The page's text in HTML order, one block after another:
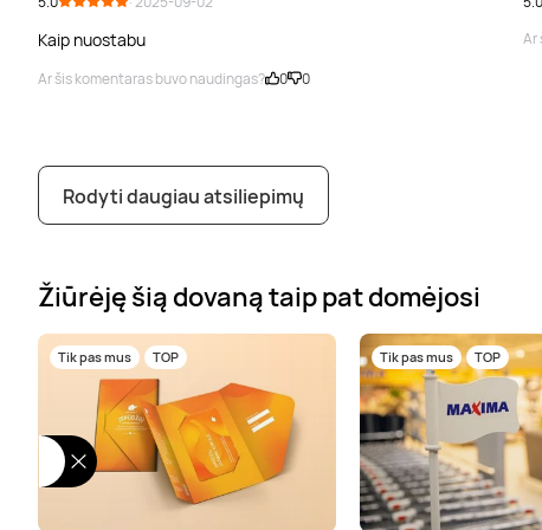
Kaip nuostabu
Ar šis komentaras buvo naudingas? 0 0
Ar
Rodyti daugiau atsiliepimų
Žiūrėję šią dovaną taip pat domėjosi
Tik pas mus TOP Tik pas mus TOP